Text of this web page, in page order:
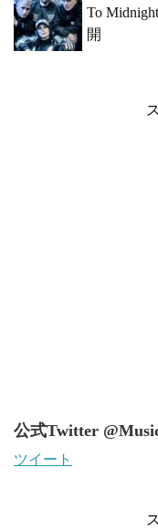
To
開
公式Twitter
ツイート